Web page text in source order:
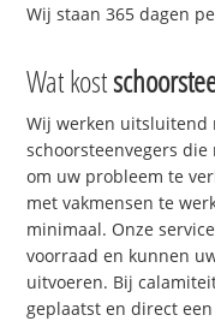
Wij staan 365 dagen
Wat kost
Wij werken uitsluitend
schoorsteenvegers
om uw probleem te
met vakmensen te
minimaal. Onze
voorraad en kunnen
uitvoeren. Bij
geplaatst en direct